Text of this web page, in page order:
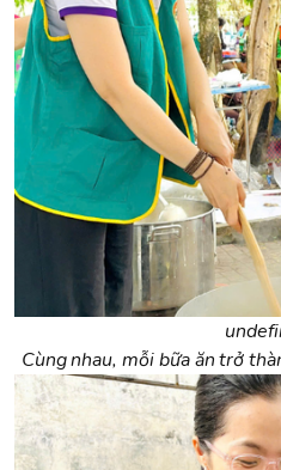
Cùng nhau, mỗi bữa ăn trở